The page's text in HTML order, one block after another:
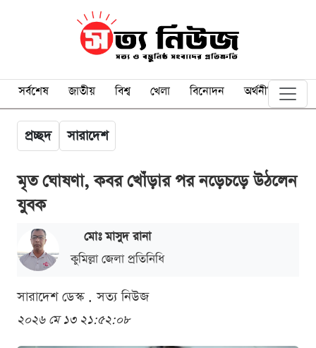
সর্বশেষ জাতীয় বিশ্ব খেলা বিনোদন অর্থনীতি
প্রচ্ছদ সারাদেশ
মৃত ঘোষণা, কবর খোঁড়ার পর নড়েচড়ে উঠলেন
যুবক
মোঃ মাসুদ রানা
কুমিল্লা জেলা প্রতিনিধি
সারাদেশ ডেস্ক . সত্য নিউজ
২০২৬ মে ১৩ ২১:৫২:০৮